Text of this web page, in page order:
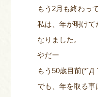
もう2月も終わっ
私は、年が明けて
なりました。
やだー
もう50歳目前(*´Д
でも、年を取る事